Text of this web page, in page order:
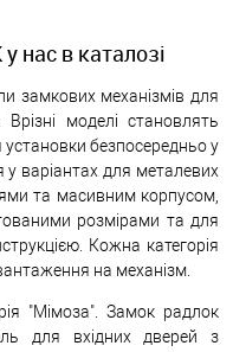
нас в каталозі
замкових механізмів для
моделі становлять
установки безпосередньо у
варіантах для металевих
та масивним корпусом,
розмірами та для
Кожна категорія
на механізм.
"Мімоза". Замок радлок
для вхідних дверей з